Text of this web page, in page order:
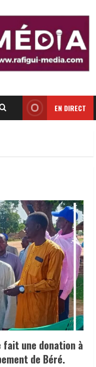
EN DIRECT
fait une donation à
de Béré.